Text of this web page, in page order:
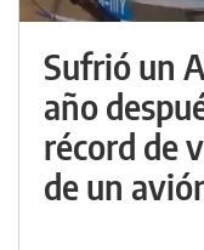
Sufrió un
año
récord de
de un